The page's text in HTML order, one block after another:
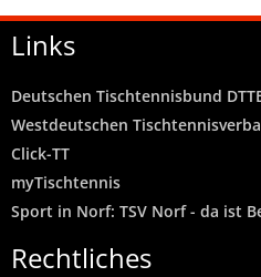
Links
Deutschen Tischtennisbund
Westdeutschen
Click-TT
myTischtennis
Sport in Norf: TSV Norf - da ist
Rechtliches